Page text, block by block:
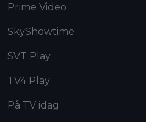
Prime Video
SkyShowtime
SVT Play
TV4 Play
På TV idag